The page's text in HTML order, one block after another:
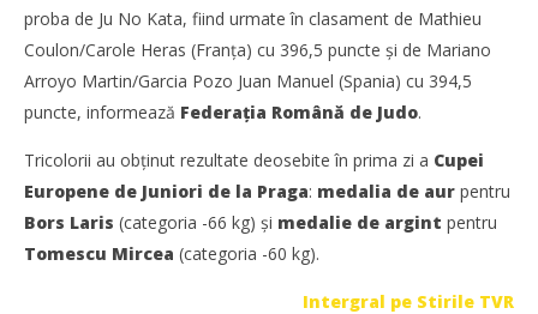
NOW VIEWING
AUR la CE de Judo Kata din Spania
21
iulie
2019
JudoStiri
proba de Ju No Kata, fiind urmate în clasament de Mathieu
Coulon/Carole Heras (Franţa) cu 396,5 puncte şi de Mariano
Arroyo Martin/Garcia Pozo Juan Manuel (Spania) cu 394,5
puncte, informează Federaţia Română de Judo.
Tricolorii au obţinut rezultate deosebite în prima zi a Cupei
Europene de Juniori de la Praga: medalia de aur pentru
Bors Laris (categoria -66 kg) şi medalie de argint pentru
Tomescu Mircea (categoria -60 kg).
Intergral pe Stirile TVR